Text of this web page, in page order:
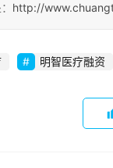
http://
明智医疗融资